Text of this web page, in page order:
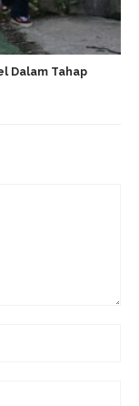
Dalam Tahap